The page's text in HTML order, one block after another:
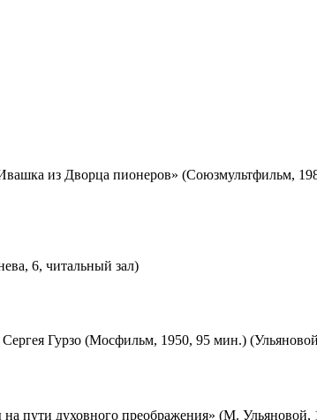
из Дворца пионеров» (Союзмультфильм,
6, читальный зал)
Гурзо (Мосфильм, 1950, 95 мин.)
пути духовного преображения» (М. Ульяновой,